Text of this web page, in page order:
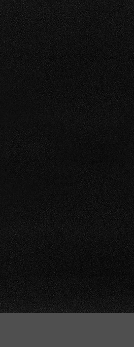
EVENEMENTS
Pour des moments
inoubliables de votre
mariages,